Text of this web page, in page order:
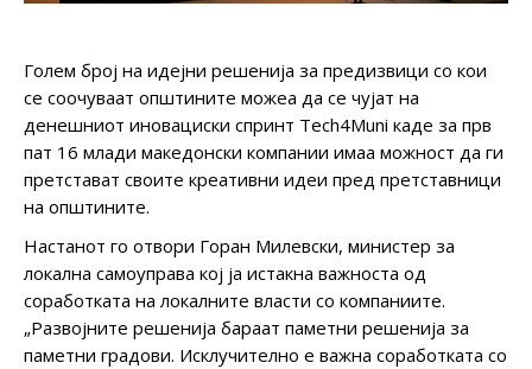
Голем број на идејни решенија за предизвици со кои
се соочуваат општините можеа да се чујат на
денешниот иновациски спринт Тech4Muni каде за прв
пат 16 млади македонски компании имаа можност да ги
претстават своите креативни идеи пред претставници
на општините.
Настанот го отвори Горан Милевски, министер за
локална самоуправа кој ја истакна важноста од
соработката на локалните власти со компаниите.
„Развојните решенија бараат паметни решенија за
паметни градови. Исклучително е важна соработката со